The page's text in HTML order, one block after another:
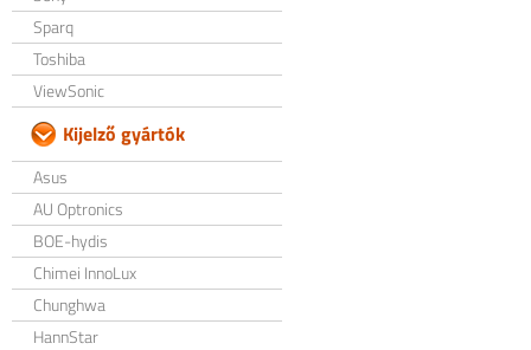
Sparq
Toshiba
ViewSonic
Kijelző gyártók
Asus
AU Optronics
BOE-hydis
Chimei InnoLux
Chunghwa
HannStar